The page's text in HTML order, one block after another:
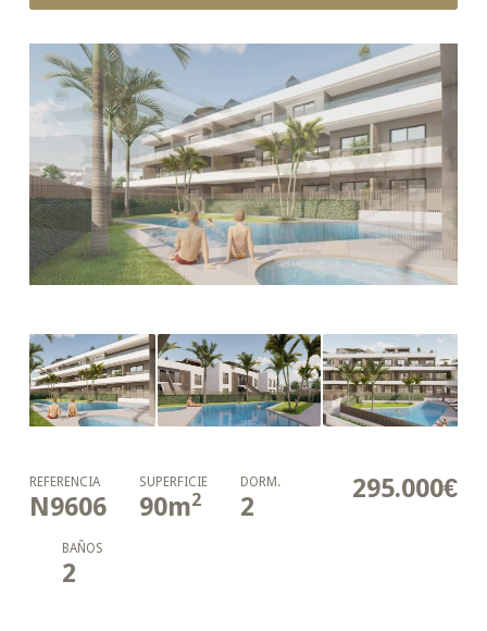
295.000€
REFERENCIA
N9606
SUPERFICIE
90m2
DORM.
2
BAÑOS
2